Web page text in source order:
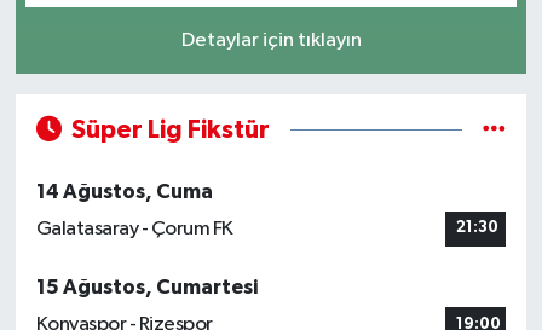
Detaylar için tıklayın
Süper Lig Fikstür
14 Ağustos, Cuma
Galatasaray - Çorum FK
21:30
15 Ağustos, Cumartesi
Konyaspor - Rizespor
19:00